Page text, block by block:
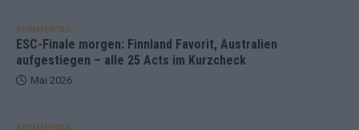
KOMMENTAR
ESC-Finale morgen: Finnland Favorit, Australien
aufgestiegen – alle 25 Acts im Kurzcheck
Mai 2026
KOMMENTAR